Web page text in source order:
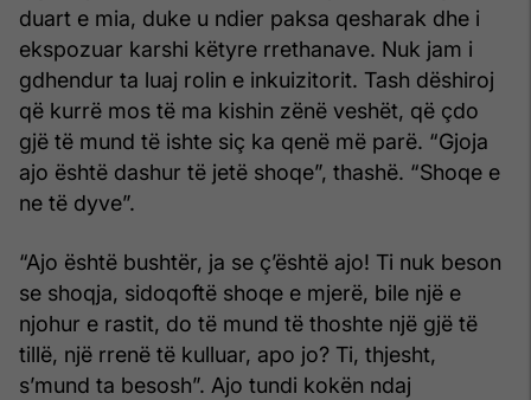
duart e mia, duke u ndier paksa qesharak dhe i
ekspozuar karshi këtyre rrethanave. Nuk jam i
gdhendur ta luaj rolin e inkuizitorit. Tash dëshiroj
që kurrë mos të ma kishin zënë veshët, që çdo
gjë të mund të ishte siç ka qenë më parë. “Gjoja
ajo është dashur të jetë shoqe”, thashë. “Shoqe e
ne të dyve”.
“Ajo është bushtër, ja se ç’është ajo! Ti nuk beson
se shoqja, sidoqoftë shoqe e mjerë, bile një e
njohur e rastit, do të mund të thoshte një gjë të
tillë, një rrenë të kulluar, apo jo? Ti, thjesht,
s’mund ta besosh”. Ajo tundi kokën ndaj